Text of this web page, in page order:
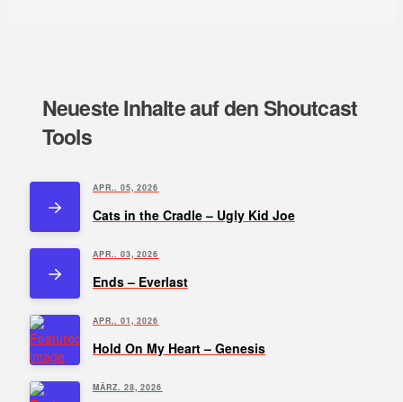
Neueste Inhalte auf den Shoutcast
Tools
APR.. 05, 2026
Cats in the Cradle – Ugly Kid Joe
APR.. 03, 2026
Ends – Everlast
APR.. 01, 2026
Hold On My Heart – Genesis
MÄRZ. 28, 2026